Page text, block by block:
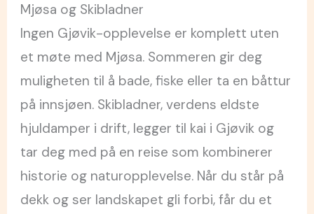
Mjøsa og Skibladner
Ingen Gjøvik-opplevelse er komplett uten
et møte med Mjøsa. Sommeren gir deg
muligheten til å bade, fiske eller ta en båttur
på innsjøen. Skibladner, verdens eldste
hjuldamper i drift, legger til kai i Gjøvik og
tar deg med på en reise som kombinerer
historie og naturopplevelse. Når du står på
dekk og ser landskapet gli forbi, får du et